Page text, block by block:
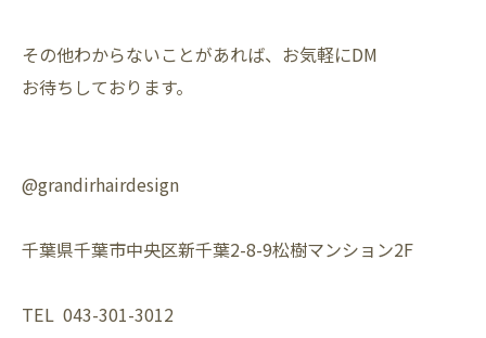
その他わからないことがあれば、お気軽にDM⁡
お待ちしております。⁡
@grandirhairdesign⁡
千葉県千葉市中央区新千葉2-8-9松樹マンション2F⁡
TEL 043-301-3012⁡